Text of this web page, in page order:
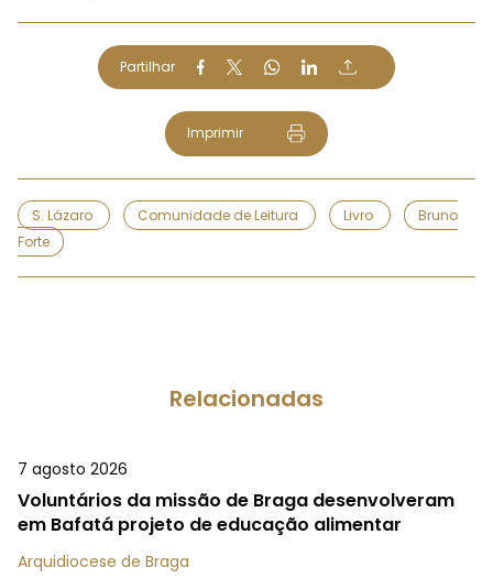
Partilhar
Imprimir
S. Lázaro Comunidade de Leitura Livro
Bruno
Forte
Relacionadas
7 agosto 2026
Voluntários da missão de Braga desenvolveram
em Bafatá projeto de educação alimentar
Arquidiocese de Braga